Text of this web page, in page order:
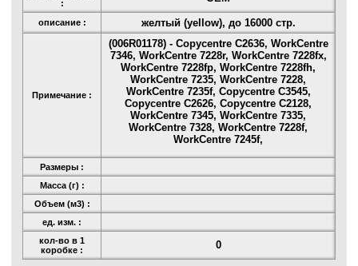
:
описание : желтый (yellow), до 16000 стр.
Примечание :
(006R01178) - Copycentre C2636, WorkCentre
7346, WorkCentre 7228r, WorkCentre 7228fx,
WorkCentre 7228fp, WorkCentre 7228fh,
WorkCentre 7235, WorkCentre 7228,
WorkCentre 7235f, Copycentre C3545,
Copycentre C2626, Copycentre C2128,
WorkCentre 7345, WorkCentre 7335,
WorkCentre 7328, WorkCentre 7228f,
WorkCentre 7245f,
Размеры :
Масса (г) :
Объем (м3) :
ед. изм. :
кол-во в 1
коробке :
0